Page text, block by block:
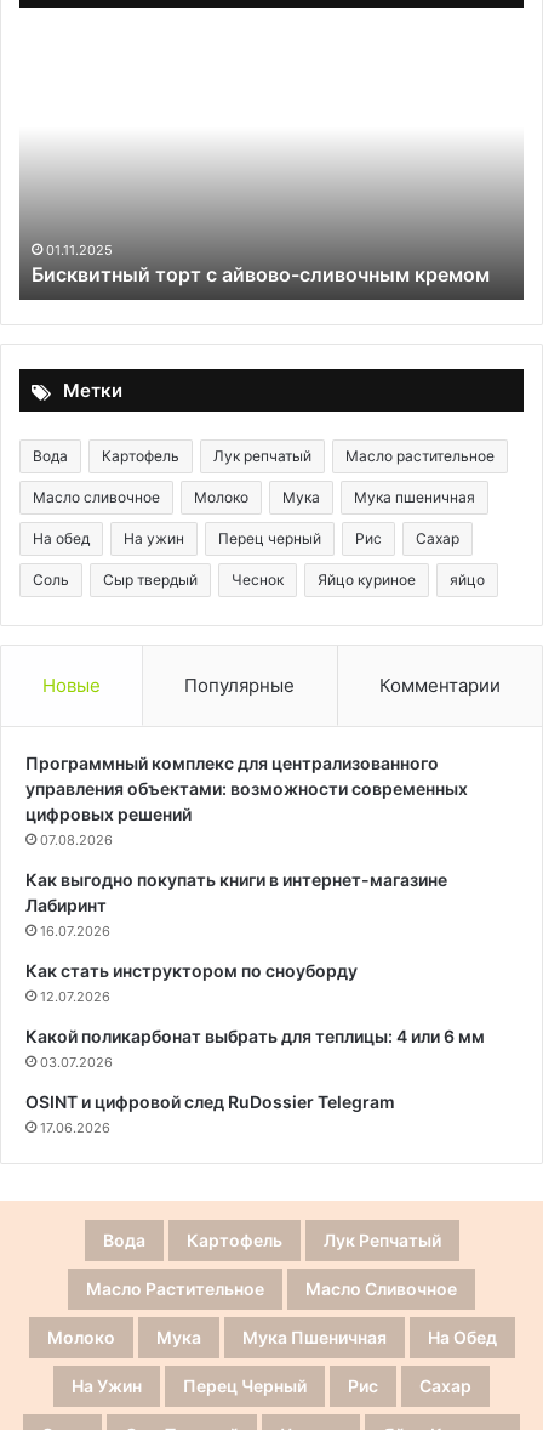
01.11.2025
Бисквитный торт с айвово-сливочным кремом
Метки
Вода Картофель Лук репчатый Масло растительное
Масло сливочное Молоко Мука Мука пшеничная
На обед На ужин Перец черный Рис Сахар
Соль Сыр твердый Чеснок Яйцо куриное яйцо
Новые Популярные Комментарии
Программный комплекс для централизованного
управления объектами: возможности современных
цифровых решений
07.08.2026
Как выгодно покупать книги в интернет-магазине
Лабиринт
16.07.2026
Как стать инструктором по сноуборду
12.07.2026
Какой поликарбонат выбрать для теплицы: 4 или 6 мм
03.07.2026
OSINT и цифровой след RuDossier Telegram
17.06.2026
Вода Картофель Лук Репчатый
Масло Растительное Масло Сливочное
Молоко Мука Мука Пшеничная На Обед
На Ужин Перец Черный Рис Сахар